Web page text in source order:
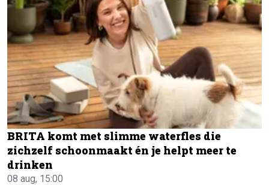
BRITA komt met slimme waterfles die
zichzelf schoonmaakt én je helpt meer te
drinken
08 aug, 15:00